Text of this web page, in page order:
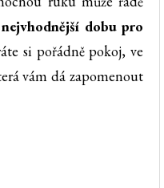
nejvhodnější dobu pro
si pořádně pokoj, ve
vám dá zapomenout